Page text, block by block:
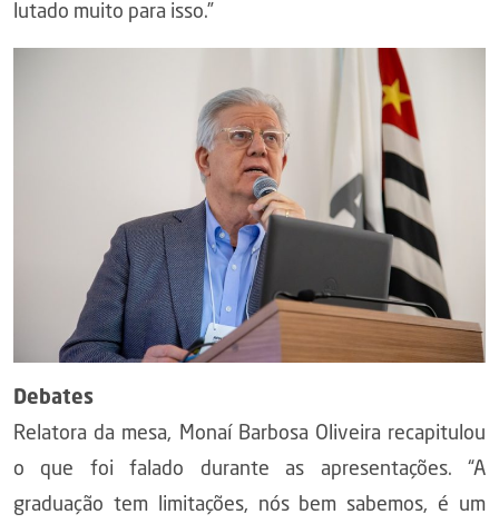
lutado muito para isso.”
Debates
Relatora da mesa, Monaí Barbosa Oliveira recapitulou
o que foi falado durante as apresentações. “A
graduação tem limitações, nós bem sabemos, é um